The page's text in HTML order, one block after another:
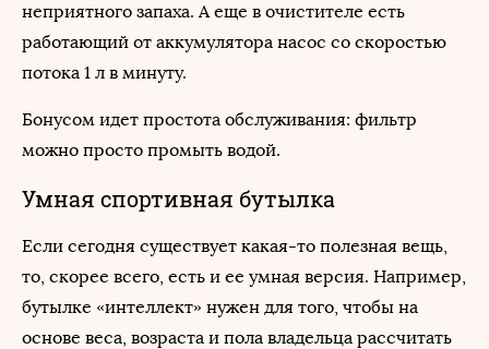
неприятного запаха. А еще в очистителе есть
работающий от аккумулятора насос со скоростью
потока 1 л в минуту.
Бонусом идет простота обслуживания: фильтр
можно просто промыть водой.
Умная спортивная бутылка
Если сегодня существует какая-то полезная вещь,
то, скорее всего, есть и ее умная версия. Например,
бутылке «интеллект» нужен для того, чтобы на
основе веса, возраста и пола владельца рассчитать